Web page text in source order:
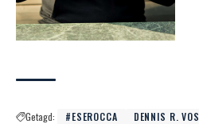
Getagd: #ESEROCCA DENNIS R. VOS